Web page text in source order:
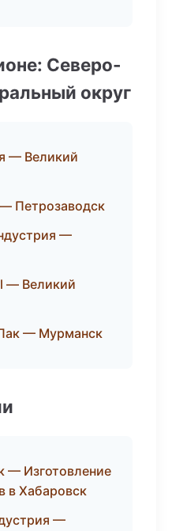
Северо-
округ
— Великий
Петрозаводск
—
— Великий
— Мурманск
— Изготовление
в Хабаровск
—